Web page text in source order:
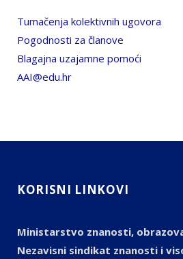
Tumačenja kolektivnih ugovora
Pogodnosti za članove
Blagajna uzajamne pomoći
AAI@edu.hr
KORISNI LINKOVI
Ministarstvo znanosti,
Nezavisni sindikat znanosti i